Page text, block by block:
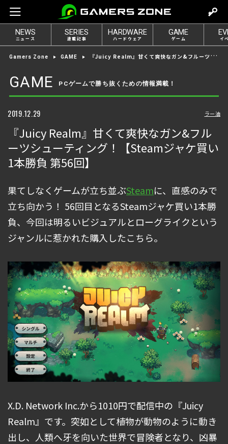
e
t
o
n
NEWS
ニュース
SERIES
連載記事
HARDWARE
ハードウェア
GAME
ゲーム イ
Gamers Zone GAME 『Juicy Realm』甘くて爽快なガン&フルーツシューティング！【Steamジャケ買い1本勝負 第56回】
GAME PCゲームで勝ち抜くための情報満載！
2019.12.29 ラー油
『Juicy Realm』甘くて爽快なガン&フル
ーツシューティング！【Steamジャケ買い
1本勝負 第56回】
果てしなくゲームが立ち並ぶSteamに、直感のみで
立ち向かう！ 56回目となるSteamジャケ買い1本勝
負、今回は明るいビジュアルとローグライクという
ジャンルに惹かれた購入したこちら。
X.D. Network Inc.から1010円で配信中の『Juicy
Realm』です。突如として植物が動物のように動き
出し、人類へ牙を向いた世界で冒険者となり、凶暴